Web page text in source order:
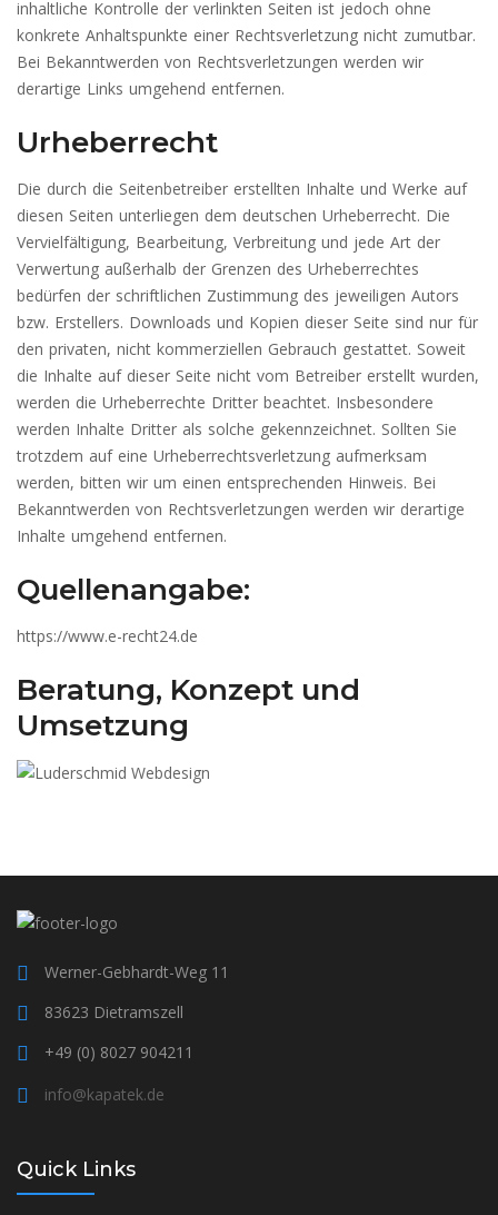
inhaltliche Kontrolle der verlinkten Seiten ist jedoch ohne
konkrete Anhaltspunkte einer Rechtsverletzung nicht zumutbar.
Bei Bekanntwerden von Rechtsverletzungen werden wir
derartige Links umgehend entfernen.
Urheberrecht
Die durch die Seitenbetreiber erstellten Inhalte und Werke auf
diesen Seiten unterliegen dem deutschen Urheberrecht. Die
Vervielfältigung, Bearbeitung, Verbreitung und jede Art der
Verwertung außerhalb der Grenzen des Urheberrechtes
bedürfen der schriftlichen Zustimmung des jeweiligen Autors
bzw. Erstellers. Downloads und Kopien dieser Seite sind nur für
den privaten, nicht kommerziellen Gebrauch gestattet. Soweit
die Inhalte auf dieser Seite nicht vom Betreiber erstellt wurden,
werden die Urheberrechte Dritter beachtet. Insbesondere
werden Inhalte Dritter als solche gekennzeichnet. Sollten Sie
trotzdem auf eine Urheberrechtsverletzung aufmerksam
werden, bitten wir um einen entsprechenden Hinweis. Bei
Bekanntwerden von Rechtsverletzungen werden wir derartige
Inhalte umgehend entfernen.
Quellenangabe:
https://www.e-recht24.de
Beratung, Konzept und
Umsetzung
Werner-Gebhardt-Weg 11
83623 Dietramszell
+49 (0) 8027 904211
info@kapatek.de
Quick Links